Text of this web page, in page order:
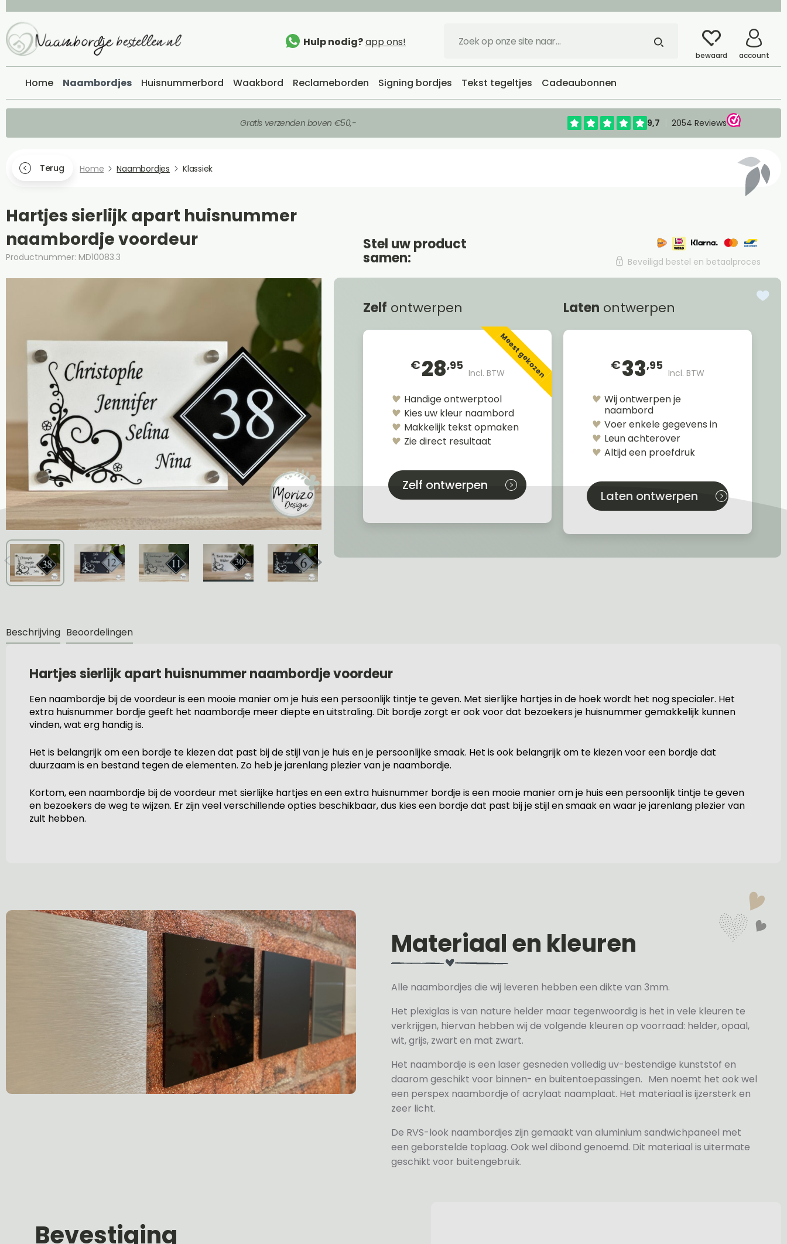
Hulp nodig?app ons!
bewaard account
Home Naambordjes Huisnummerbord Waakbord Reclameborden Signing bordjes Tekst tegeltjes Cadeaubonnen
Gratis verzenden boven €50,-
Terug Home Naambordjes Klassiek
Hartjes sierlijk apart huisnummer
naambordje voordeur
Productnummer: MD10083.3
Stel uw product
samen: Beveiligd bestel en betaalproces
Zelf ontwerpen
€28,95
Incl. BTWMeest gekozen
Handige ontwerptool
Kies uw kleur naambord
Makkelijk tekst opmaken
Zie direct resultaat
Zelf ontwerpen
Laten ontwerpen
€33,95
Incl. BTW
Wij ontwerpen je
naambord
Voer enkele gegevens in
Leun achterover
Altijd een proefdruk
Laten ontwerpen
Beschrijving Beoordelingen
Hartjes sierlijk apart huisnummer naambordje voordeur
Een naambordje bij de voordeur is een mooie manier om je huis een persoonlijk tintje te geven. Met sierlijke hartjes in de hoek wordt het nog specialer. Het
extra huisnummer bordje geeft het naambordje meer diepte en uitstraling. Dit bordje zorgt er ook voor dat bezoekers je huisnummer gemakkelijk kunnen
vinden, wat erg handig is.
Het is belangrijk om een bordje te kiezen dat past bij de stijl van je huis en je persoonlijke smaak. Het is ook belangrijk om te kiezen voor een bordje dat
duurzaam is en bestand tegen de elementen. Zo heb je jarenlang plezier van je naambordje.
Kortom, een naambordje bij de voordeur met sierlijke hartjes en een extra huisnummer bordje is een mooie manier om je huis een persoonlijk tintje te geven
en bezoekers de weg te wijzen. Er zijn veel verschillende opties beschikbaar, dus kies een bordje dat past bij je stijl en smaak en waar je jarenlang plezier van
zult hebben.
Materiaal en kleuren
Alle naambordjes die wij leveren hebben een dikte van 3mm.
Het plexiglas is van nature helder maar tegenwoordig is het in vele kleuren te
verkrijgen, hiervan hebben wij de volgende kleuren op voorraad: helder, opaal,
wit, grijs, zwart en mat zwart.
Het naambordje is een laser gesneden volledig uv-bestendige kunststof en
daarom geschikt voor binnen- en buitentoepassingen. Men noemt het ook wel
een perspex naambordje of acrylaat naamplaat. Het materiaal is ijzersterk en
zeer licht.
De RVS-look naambordjes zijn gemaakt van aluminium sandwichpaneel met
een geborstelde toplaag. Ook wel dibond genoemd. Dit materiaal is uitermate
geschikt voor buitengebruik.
Bevestiging